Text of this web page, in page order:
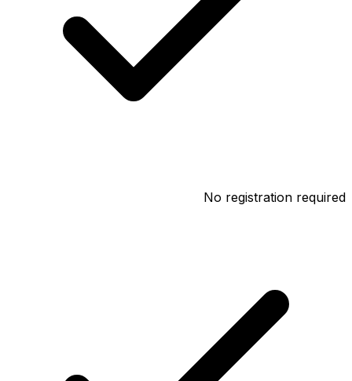
No registration required